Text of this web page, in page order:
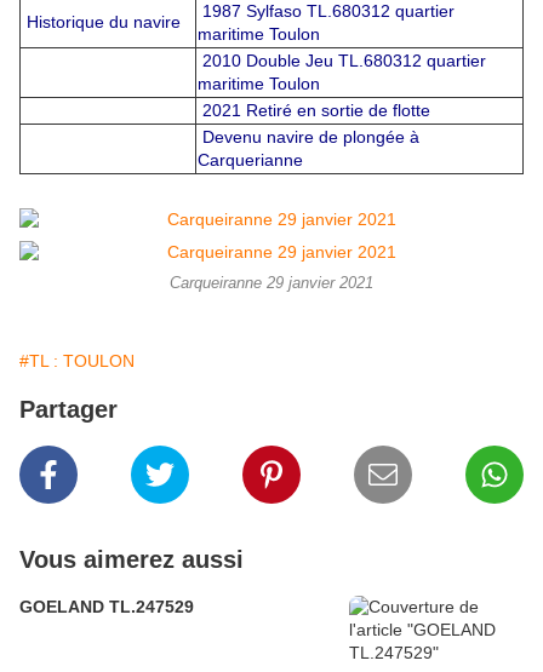
Historique du navire
1987 Sylfaso TL.680312 quartier
maritime Toulon
2010 Double Jeu TL.680312 quartier
maritime Toulon
2021 Retiré en sortie de flotte
Devenu navire de plongée à
Carquerianne
Carqueiranne 29 janvier 2021
#TL : TOULON
Partager
Vous aimerez aussi
GOELAND TL.247529